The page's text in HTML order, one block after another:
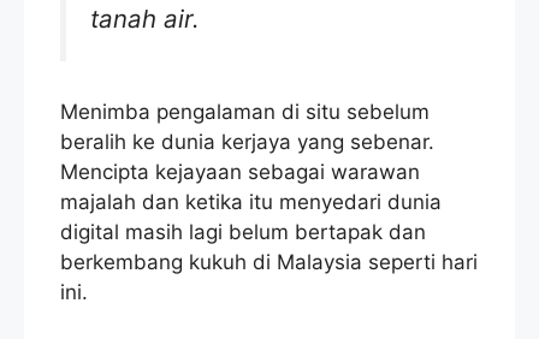
tanah air.
Menimba pengalaman di situ sebelum
beralih ke dunia kerjaya yang sebenar.
Mencipta kejayaan sebagai warawan
majalah dan ketika itu menyedari dunia
digital masih lagi belum bertapak dan
berkembang kukuh di Malaysia seperti hari
ini.